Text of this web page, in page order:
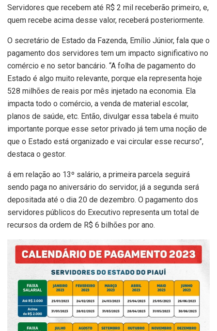
Servidores que recebem até R$ 2 mil receberão primeiro, e,
quem recebe acima desse valor, receberá posteriormente.
O secretário de Estado da Fazenda, Emílio Júnior, fala que o
pagamento dos servidores tem um impacto significativo no
comércio e no setor bancário. “A folha de pagamento do
Estado é algo muito relevante, porque ela representa hoje
528 milhões de reais por mês injetado na economia. Ela
impacta todo o comércio, a venda de material escolar,
planos de saúde, etc. Então, divulgar essa tabela é muito
importante porque esse setor privado já tem uma noção de
que o Estado está organizado e vai circular esse recurso”,
destaca o gestor.
á em relação ao 13º salário, a primeira parcela seguirá
sendo paga no aniversário do servidor, já a segunda será
depositada até o dia 20 de dezembro. O pagamento dos
servidores públicos do Executivo representa um total de
recursos da ordem de R$ 6 bilhões por ano.